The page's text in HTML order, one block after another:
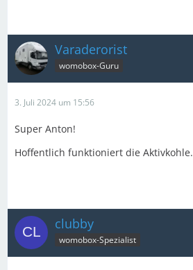
Varaderorist
womobox-Guru
3. Juli 2024 um 15:56
Super Anton!
Hoffentlich funktioniert die Aktivkohle.
clubby
womobox-Spezialist